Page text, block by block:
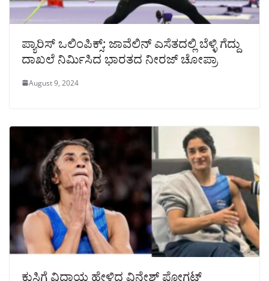
ಪ್ಯಾರಿಸ್‌ ಒಲಿಂಪಿಕ್ಸ್‌: ಜಾವೆಲಿನ್‌ ಎಸೆತದಲ್ಲಿ ಬೆಳ್ಳಿ ಗೆದ್ದು
ದಾಖಲೆ ನಿರ್ಮಿಸಿದ ಭಾರತದ ನೀರಜ್‌ ಚೋಪ್ರಾ
August 9, 2024
ಕುಸ್ತಿಗೆ ವಿದಾಯ ಹೇಳಿದ ವಿನೇಶ್ ಫೋಗಟ್